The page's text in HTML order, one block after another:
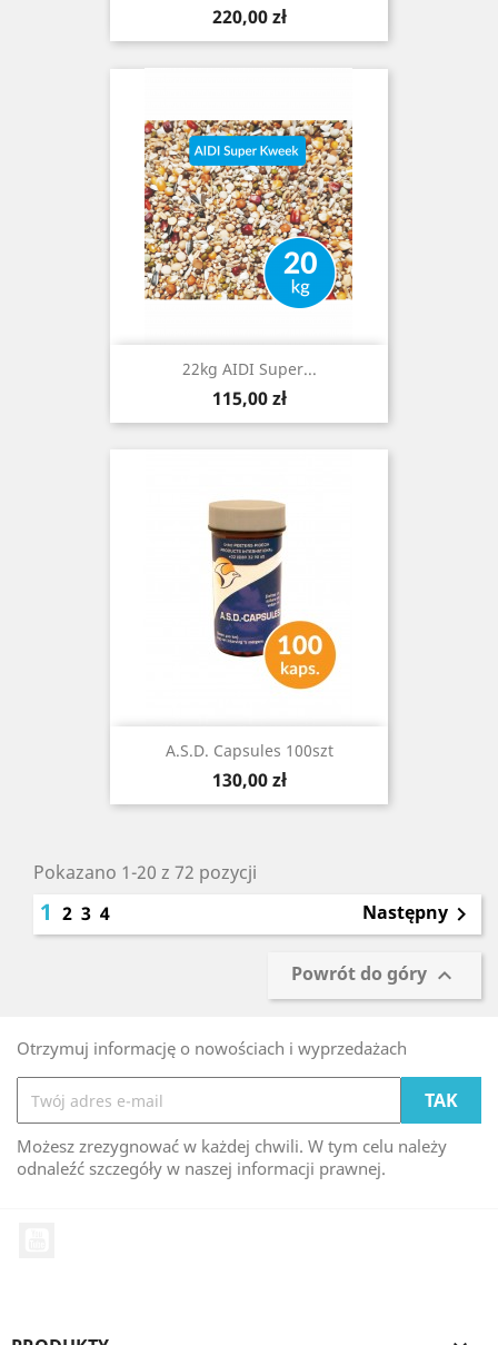
Cena
220,00 zł
22kg AIDI Super...
Cena
115,00 zł
A.S.D. Capsules 100szt
Cena
130,00 zł
Pokazano 1-20 z 72 pozycji
1 2 3 4 Następny 
Powrót do góry 
Otrzymuj informację o nowościach i wyprzedażach
Możesz zrezygnować w każdej chwili. W tym celu należy
odnaleźć szczegóły w naszej informacji prawnej.